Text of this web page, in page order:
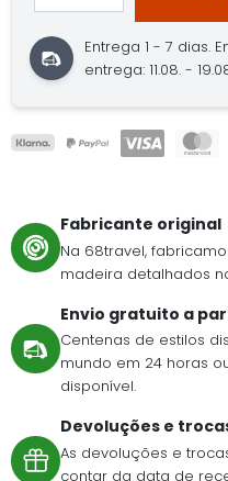
Entrega 1 - 7 dias.
entrega: 11.08. -
Fabricante original
Na 68travel,
madeira detalhados
Envio gratuito a
Centenas de estilos
mundo em 24 horas
disponível.
Devoluções e
As devoluções e
contar da data de